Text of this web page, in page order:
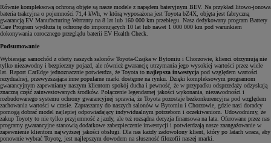
Równie kompleksową ochroną objęte są nasze modele z napędem bateryjnym BEV. Na przykład litowo-jonowa
bateria trakcyjna o pojemności 71,4 kWh, w którą wyposażona jest Toyota bZ4X, objęta jest fabryczną
gwarancją EV Manufacturing Warranty na 8 lat lub 160 000 km przebiegu. Nasz dedykowany program Battery
Care Program wydłuża tę ochronę do imponujących 10 lat lub nawet 1 000 000 km pod warunkiem
dokonywania corocznego przeglądu baterii EV Health Check.
Podsumowanie
Wybierając samochód z oferty naszych salonów Toyota-Czajka w Bytomiu i Chorzowie, klienci otrzymują nie
tylko niezawodny i bezpieczny pojazd, ale również gwarancję utrzymania jego wysokiej wartości przez wiele
lat. Raport CarEdge jednoznacznie potwierdza, że Toyota to najlepsza inwestycja pod względem wartości
rezydualnej, przewyższająca inne popularne marki dostępne na rynku. Dzięki kompleksowym programom
gwarancyjnym zapewniamy naszym klientom spokój ducha i pewność, że w przypadku odsprzedaży odzyskają
znaczną część zainwestowanych środków. Połączenie legendarnej jakości wykonania, niezawodności i
rozbudowanego systemu ochrony gwarancyjnej sprawia, że Toyota pozostaje bezkonkurencyjna pod względem
zachowania wartości w czasie. Zapraszamy do naszych salonów w Bytomiu i Chorzowie, gdzie nasi doradcy
pomogą dobrać model najlepiej odpowiadający indywidualnym potrzebom i oczekiwaniom. Udowodnimy, że
zakup Toyoty to nie tylko przyjemność z jazdy, ale też rozsądna decyzja finansowa na lata. Oferowane przez nas
programy gwarancyjne stanowią dodatkowe zabezpieczenie inwestycji i potwierdzają nasze zaangażowanie w
zapewnienie klientom najwyższej jakości obsługi. Dla nas każdy zadowolony klient, który po latach wraca, aby
ponownie wybrać Toyotę, jest najlepszym dowodem na słuszność filozofii naszej marki.